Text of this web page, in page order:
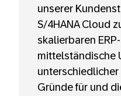
unserer
S/4HANA Cloud
skalierbaren
mittelständische
Gründe für und